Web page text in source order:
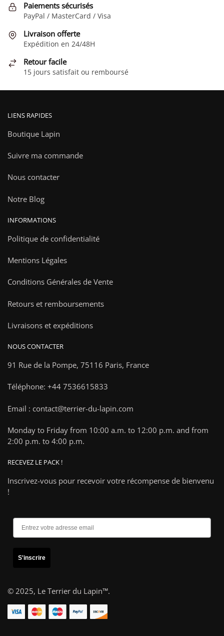
Paiements sécurisés
PayPal / MasterCard / Visa
Livraison offerte
Expédition en 24/48H
Retour facile
15 jours satisfait ou remboursé
LIENS RAPIDES
Boutique Lapin
Suivre ma commande
Nous contacter
Notre Blog
INFORMATIONS
Politique de confidentialité
Mentions Légales
Conditions Générales de Vente
Retours et remboursements
Livraisons et expéditions
NOUS CONTACTER
91 Rue de la Pompe, 75116 Paris, France
Téléphone: +44 7536615833
Email : contact@terrier-du-lapin.com
Monday to Friday from 10:00 a.m. to 12:00 p.m. and from
2:00 p.m. to 4:00 p.m.
RECEVEZ LE PACK !
Inscrivez-vous pour recevoir votre récompense de bienvenu
!
S'inscrire
© 2025, Le Terrier du Lapin™.